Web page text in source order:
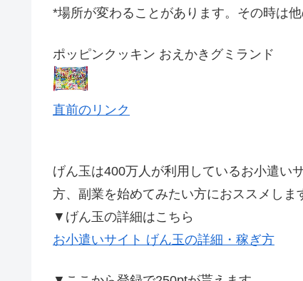
*場所が変わることがあります。その時は
ポッピンクッキン おえかきグミランド
直前のリンク
げん玉は400万人が利用しているお小遣い
方、副業を始めてみたい方におススメしま
▼げん玉の詳細はこちら
お小遣いサイト げん玉の詳細・稼ぎ方